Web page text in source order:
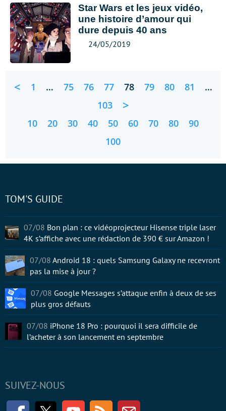
Star Wars et les jeux vidéo,
une histoire d’amour qui
dure depuis 40 ans
24/05/2019
< 1 … 75 76 77 78 79 80 81
…
103
>
10 20 30 40 50 60 70 80
90
100
SUIVEZ-NOUS
FacebookTwitter Youtube RSS Newsletter
TOM'S GUIDE
07/08 Bon plan : ce vidéoprojecteur Hisense triple laser
4K s’affiche avec une rédaction de 390 € sur Amazon !
07/08 Android 18 : quels Samsung Galaxy ne recevront
pas la mise à jour ?
07/08 Google Messages s’attaque enfin à deux de ses
plus gros défauts
07/08 iPhone 18 Pro : pourquoi il sera difficile de
l’acheter à son lancement en septembre